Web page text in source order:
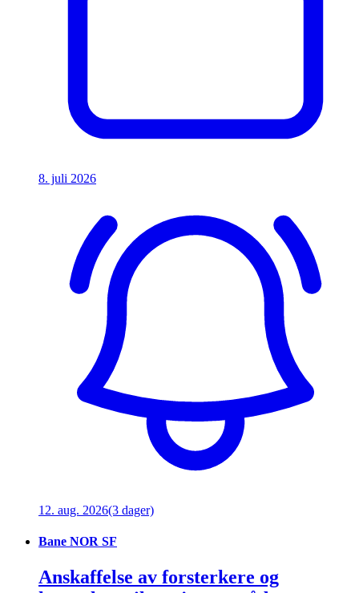
8. juli 2026
12. aug. 2026(3 dager)
Bane NOR SF
Anskaffelse av forsterkere og